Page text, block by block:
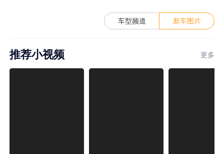
车型频道 新车图片
推荐小视频 更多